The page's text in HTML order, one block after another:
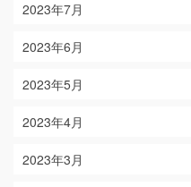
2023年7月
2023年6月
2023年5月
2023年4月
2023年3月